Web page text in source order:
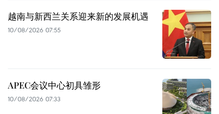
越南与新西兰关系迎来新的发展机遇
10/08/2026 07:55
APEC会议中心初具雏形
10/08/2026 07:33